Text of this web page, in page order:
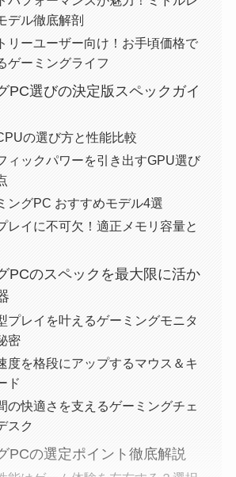
デル徹底解剖
リーユーザー向け！お手頃価格で
ゲーミングライフ
PC選びの決定版スペックガイ
の選び方と性能比較
ィックパワーを引き出すGPU選び
ングPC おすすめモデル4選
レイに不可欠！適正メモリ容量と
PCのスペックを最大限に活か
プレイを叶えるゲーミングモニタ
密
度を格段にアップするマウス＆キ
ド
の快適さを支えるゲーミングチェ
スク
PCの選定ポイント徹底解説